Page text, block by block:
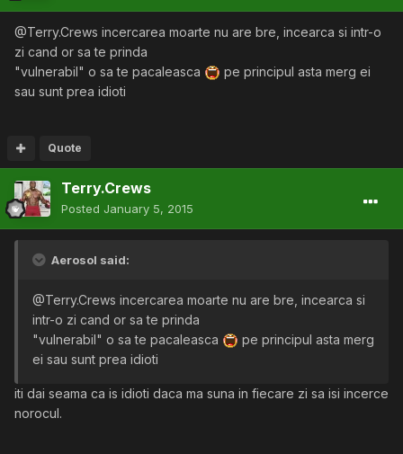
@Terry.Crews incercarea moarte nu are bre, incearca si intr-o
zi cand or sa te prinda
"vulnerabil" o sa te pacaleasca
pe principul asta merg ei
sau sunt prea idioti
Quote
Terry.Crews
Posted January 5, 2015
Aerosol said:
@Terry.Crews incercarea moarte nu are bre, incearca si
intr-o zi cand or sa te prinda
"vulnerabil" o sa te pacaleasca
pe principul asta merg
ei sau sunt prea idioti
iti dai seama ca is idioti daca ma suna in fiecare zi sa isi incerce
norocul.